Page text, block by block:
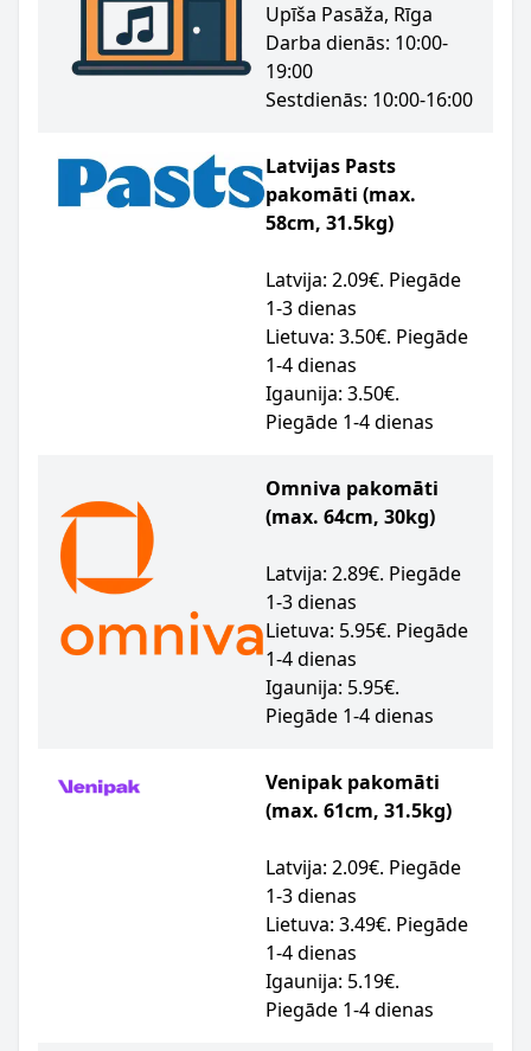
Upīša Pasāža, Rīga
Darba dienās: 10:00-
19:00
Sestdienās: 10:00-16:00
Latvijas Pasts
pakomāti (max.
58cm, 31.5kg)
Latvija: 2.09€. Piegāde
1-3 dienas
Lietuva: 3.50€. Piegāde
1-4 dienas
Igaunija: 3.50€.
Piegāde 1-4 dienas
Omniva pakomāti
(max. 64cm, 30kg)
Latvija: 2.89€. Piegāde
1-3 dienas
Lietuva: 5.95€. Piegāde
1-4 dienas
Igaunija: 5.95€.
Piegāde 1-4 dienas
Venipak pakomāti
(max. 61cm, 31.5kg)
Latvija: 2.09€. Piegāde
1-3 dienas
Lietuva: 3.49€. Piegāde
1-4 dienas
Igaunija: 5.19€.
Piegāde 1-4 dienas